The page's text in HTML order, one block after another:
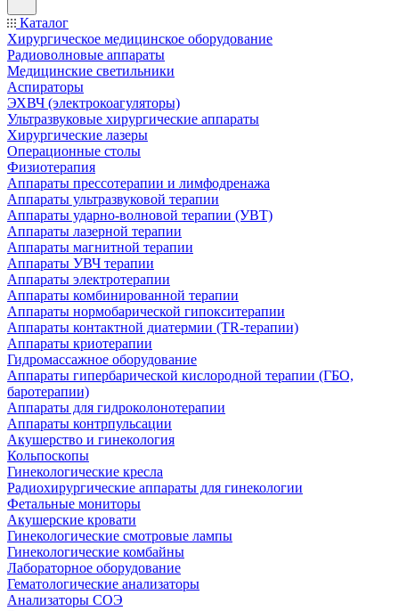
Каталог
Хирургическое медицинское оборудование
Радиоволновые аппараты
Медицинские светильники
Аспираторы
ЭХВЧ (электрокоагуляторы)
Ультразвуковые хирургические аппараты
Хирургические лазеры
Операционные столы
Физиотерапия
Аппараты прессотерапии и лимфодренажа
Аппараты ультразвуковой терапии
Аппараты ударно-волновой терапии (УВТ)
Аппараты лазерной терапии
Аппараты магнитной терапии
Аппараты УВЧ терапии
Аппараты электротерапии
Аппараты комбинированной терапии
Аппараты нормобарической гипокситерапии
Аппараты контактной диатермии (TR-терапии)
Аппараты криотерапии
Гидромассажное оборудование
Аппараты гипербарической кислородной терапии (ГБО,
баротерапии)
Аппараты для гидроколонотерапии
Аппараты контрпульсации
Акушерство и гинекология
Кольпоскопы
Гинекологические кресла
Радиохирургические аппараты для гинекологии
Фетальные мониторы
Акушерские кровати
Гинекологические смотровые лампы
Гинекологические комбайны
Лабораторное оборудование
Гематологические анализаторы
Анализаторы СОЭ